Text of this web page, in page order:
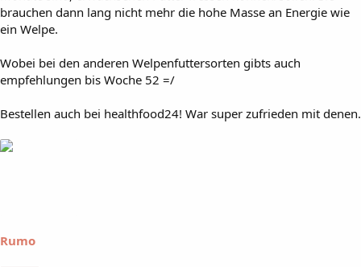
brauchen dann lang nicht mehr die hohe Masse an Energie wie
ein Welpe.
Wobei bei den anderen Welpenfuttersorten gibts auch
empfehlungen bis Woche 52 =/
Bestellen auch bei healthfood24! War super zufrieden mit denen.
Rumo